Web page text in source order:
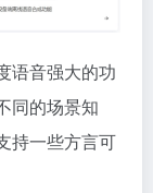
语音强大的功
同的场景知
持一些方言可